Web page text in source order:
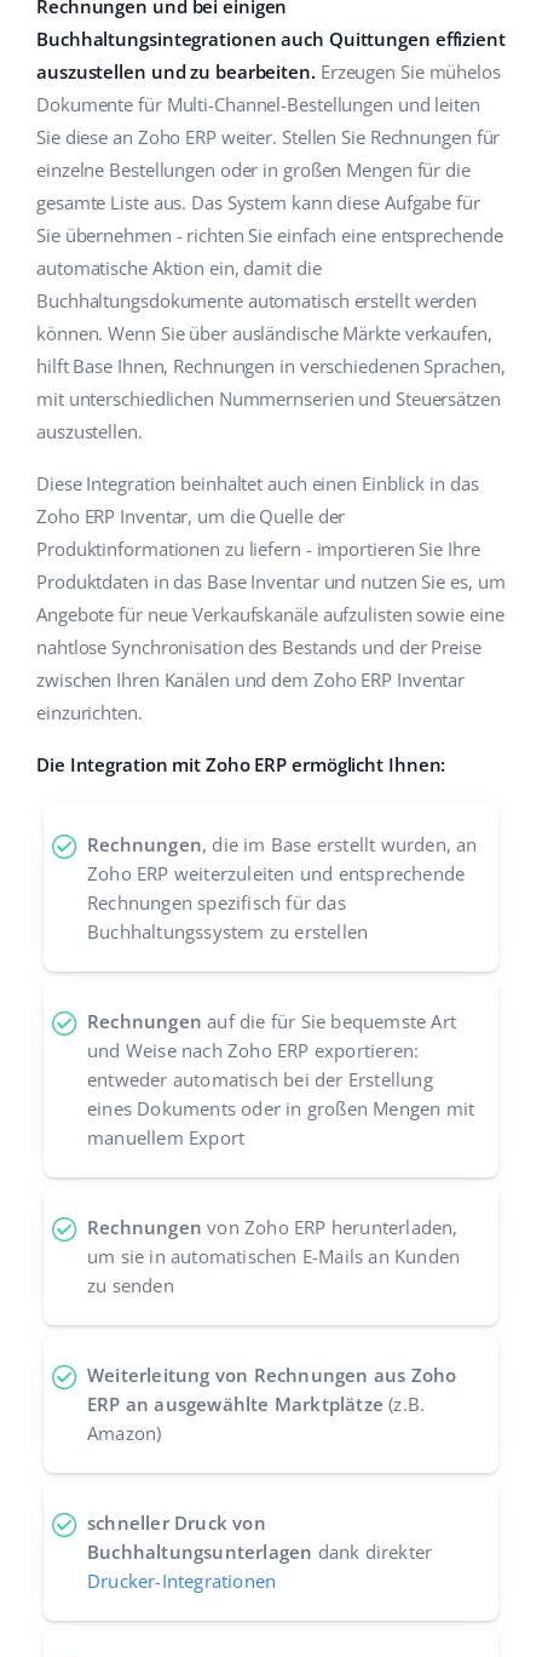
Marktplatz-Manager
Workflow-Automatisierung
Versandmanagement
Preisautomatisierung
KI für E-Commerce
Ecosystem
Base Analytics
Base Connect
Haus & Garten
Produkte für Kinder
Elektronik
Autoteile
Supermarkt
Health & Beauty
Mode
Hilfe
Akademie
Marketplace Ebook
Blog
Dienstleistungen
Systemimplementierungen
Base.com Audit
Vorteilsrechner
Zusammenarbeit und Partner
Kontakt
english (US)
english (GB)
english (IN)
čeština
deutsch
Ελληνικά
español (AR)
español (MX)
Italiano
polski
português (BR)
română
Rechnungen und bei einigen
Buchhaltungsintegrationen auch Quittungen effizient
auszustellen und zu bearbeiten. Erzeugen Sie mühelos
Dokumente für Multi-Channel-Bestellungen und leiten
Sie diese an Zoho ERP weiter. Stellen Sie Rechnungen für
einzelne Bestellungen oder in großen Mengen für die
gesamte Liste aus. Das System kann diese Aufgabe für
Sie übernehmen - richten Sie einfach eine entsprechende
automatische Aktion ein, damit die
Buchhaltungsdokumente automatisch erstellt werden
können. Wenn Sie über ausländische Märkte verkaufen,
hilft Base Ihnen, Rechnungen in verschiedenen Sprachen,
mit unterschiedlichen Nummernserien und Steuersätzen
auszustellen.
Diese Integration beinhaltet auch einen Einblick in das
Zoho ERP Inventar, um die Quelle der
Produktinformationen zu liefern - importieren Sie Ihre
Produktdaten in das Base Inventar und nutzen Sie es, um
Angebote für neue Verkaufskanäle aufzulisten sowie eine
nahtlose Synchronisation des Bestands und der Preise
zwischen Ihren Kanälen und dem Zoho ERP Inventar
einzurichten.
Die Integration mit Zoho ERP ermöglicht Ihnen:
Rechnungen, die im Base erstellt wurden, an
Zoho ERP weiterzuleiten und entsprechende
Rechnungen spezifisch für das
Buchhaltungssystem zu erstellen
Rechnungen auf die für Sie bequemste Art
und Weise nach Zoho ERP exportieren:
entweder automatisch bei der Erstellung
eines Dokuments oder in großen Mengen mit
manuellem Export
Rechnungen von Zoho ERP herunterladen,
um sie in automatischen E-Mails an Kunden
zu senden
Weiterleitung von Rechnungen aus Zoho
ERP an ausgewählte Marktplätze (z.B.
Amazon)
schneller Druck von
Buchhaltungsunterlagen dank direkter
Drucker-Integrationen